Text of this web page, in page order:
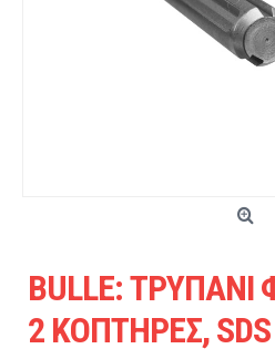
BULLE: ΤΡΥΠΑΝΙ
2 ΚΟΠΤΗΡΕΣ,